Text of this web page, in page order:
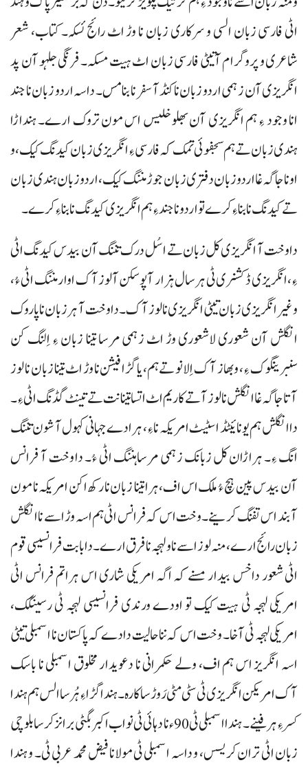
اٹی فارسی زبان السی و سرکاری زبان نا وڑ اٹ رائج ئسکہ۔ کتاب، شعر
شاعری و پروگرام آتیٹی فارسی زبان اٹ ہیت مسکہ۔ فرنگی جلہو آن پد
انگریزی آن زہمی اردو زبان نا کنڈ آ سفر نا بنا مس۔ داسہ اردو زبان نا جند
انا وجود ءِ ہم انگریزی آن بھلو خلیس اس مون تروک ارے۔ ہنداڑا
ہندی زبان تے ہم سجفوئی تمک کہ فارسی ءِ انگریزی زبان کیدنگ کیک، و
اونا جاگہ غا اردو زبان دفتری زبان جوڑ مننگ کیک، اردو زبان ہندی زبان
تے کیدنگ نا بناءِ کرے تو اردو نا جند ءِ ہم انگریزی کیدنگ نا بناءِ کرے۔
دا وخت آ انگریزی کل زبان تے اسُل درک تننگ آن بیدس کیدنگ اٹی
ءِ، انگریزی ڈکشنری ٹی ہر سال ہزار آ پوسکن آ لوز آک اوار مننگ اٹی ءُ،
و غیر انگریزی زبان تیٹی انگریزی نا لوز آک۔ دا وخت آ ہر زبان نا پاروک
انگلش آن شعوری لاشعوری وڑ اٹ زہمی مرسا تینا زبان ءِ اِلنگ کن
سنبرینگوک ءِ، و بھاز آک اِلانو تے ہم، یا گڑا فیشن نا وڑ اٹ تینا زبان نا لوز
آتا جاگہ غا انگلش نا لوز آتے کاریم اٹ اتسا تینا نت تے تینٹ گڈنگ اٹی ءِ۔
دا انگلش ہم یونائیٹڈ اسٹیٹ امریکہ نا ءِ، ہرادے جہانی کہول آ شون تننگ
انگ ءِ۔ ہراڑان کل زبانک زہمی مرسا ہننگ اٹی ءُ۔ دا وخت آ فرانس
آن بیدس پین ہچ ءُ ملک اس اف، ہرا تینا زبان نا رکھ اکن امریکہ نا مون
آ بند اس تفنگ کرینے۔ وخت اس کہ فرانس اٹی ہم اسہ وڑ اسے نا انگلش
زبان رائج ارے، منہ لوز اسے نا و لہجہ نا فرق ارے۔ دا بابت فرانسیسی قوم
اٹی شعور داخس بیدار مسنے کہ اگہ امریکی شاری اس ہراتم فرانس اٹی
امریکی لہجہ ٹی ہیت کیک تو اودے ورندی فرانسیسی لہجہ ٹی رسینگک،
امریکی لہجہ ٹی آخا۔ وخت اس کہ ننا حالیت دادے کہ پاکستان نا اسمبلی تیٹی
اسہ انگریز اس ہم اف، ولے حکمرانی نا دعویدار مخلوق اسمبلی نا باسک
آک امریکن انگریزی ٹی سٹی مٹی رَوڑسا کارہ۔ ہندا گڑا ءِ ہُرسا الس ہم ہندا
کسر ءِ ہرفینے۔ ہندا اسمبلی ٹی 90ء نا دہائی ٹی نواب اکبر بگٹی برانز کرسا بلوچی
زبان اٹی تران کریسس، و داسہ اسمبلی ٹی مولانا فیض محمد عربی ٹی۔ و ہندا